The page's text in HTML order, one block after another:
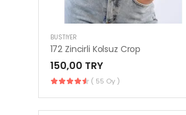
BUSTIYER
172 Zincirli Kolsuz Crop
150,00 TRY
( 55 Oy )